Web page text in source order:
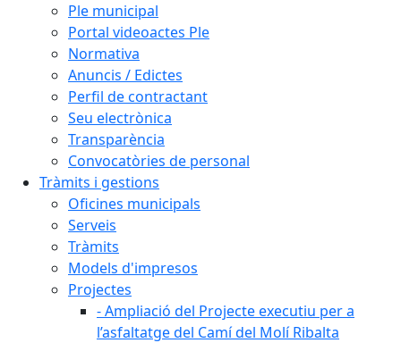
Ple municipal
Portal videoactes Ple
Normativa
Anuncis / Edictes
Perfil de contractant
Seu electrònica
Transparència
Convocatòries de personal
Tràmits i gestions
Oficines municipals
Serveis
Tràmits
Models d'impresos
Projectes
- Ampliació del Projecte executiu per a
l’asfaltatge del Camí del Molí Ribalta